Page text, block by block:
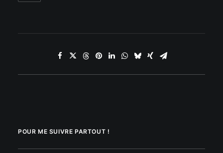
POUR ME SUIVRE PARTOUT !